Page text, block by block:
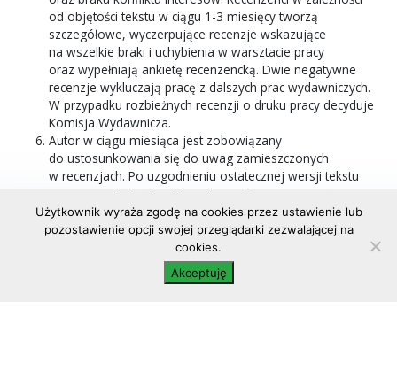
od objętości tekstu w ciągu 1-3 miesięcy tworzą
szczegółowe, wyczerpujące recenzje wskazujące
na wszelkie braki i uchybienia w warsztacie pracy
oraz wypełniają ankietę recenzencką. Dwie negatywne
recenzje wykluczają pracę z dalszych prac wydawniczych.
W przypadku rozbieżnych recenzji o druku pracy decyduje
Komisja Wydawnicza.
Autor w ciągu miesiąca jest zobowiązany
do ustosunkowania się do uwag zamieszczonych
w recenzjach. Po uzgodnieniu ostatecznej wersji tekstu
praca przechodzi do dalszych etapów procesu
wydawniczego.
Użytkownik wyraża zgodę na cookies przez ustawienie lub
pozostawienie opcji swojej przeglądarki zezwalającej na
cookies.
Akceptuję